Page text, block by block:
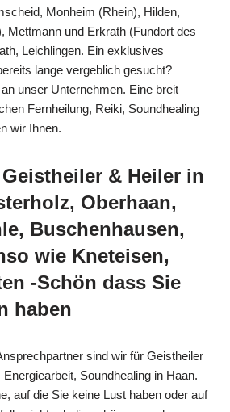
Monheim (Rhein), Hilden,
Mettmann und Erkrath (Fundort des
Leichlingen. Ein exklusives
lange vergeblich gesucht?
unser Unternehmen. Eine breit
Fernheilung, Reiki, Soundhealing
wir Ihnen.
& Heiler in
Oberhaan,
Buschenhausen,
wie Kneteisen,
-Schön dass Sie
haben
sind wir für Geistheiler
Soundhealing in Haan.
auf die Sie keine Lust haben oder auf